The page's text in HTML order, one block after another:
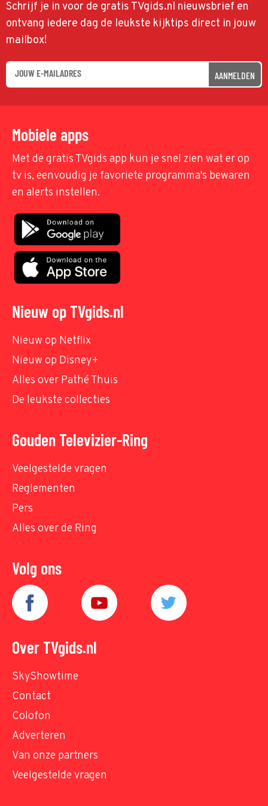
Schrijf je in voor de gratis TVgids.nl nieuwsbrief en
ontvang iedere dag de leukste kijktips direct in jouw
mailbox!
AANMELDEN
Mobiele apps
Met de gratis TVgids app kun je snel zien wat er op
tv is, eenvoudig je favoriete programma's bewaren
en alerts instellen.
Nieuw op TVgids.nl
Nieuw op Netflix
Nieuw op Disney+
Alles over Pathé Thuis
De leukste collecties
Gouden Televizier-Ring
Veelgestelde vragen
Reglementen
Pers
Alles over de Ring
Volg ons
Over TVgids.nl
SkyShowtime
Contact
Colofon
Adverteren
Van onze partners
Veelgestelde vragen